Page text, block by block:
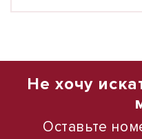
Не хочу
Оставьте